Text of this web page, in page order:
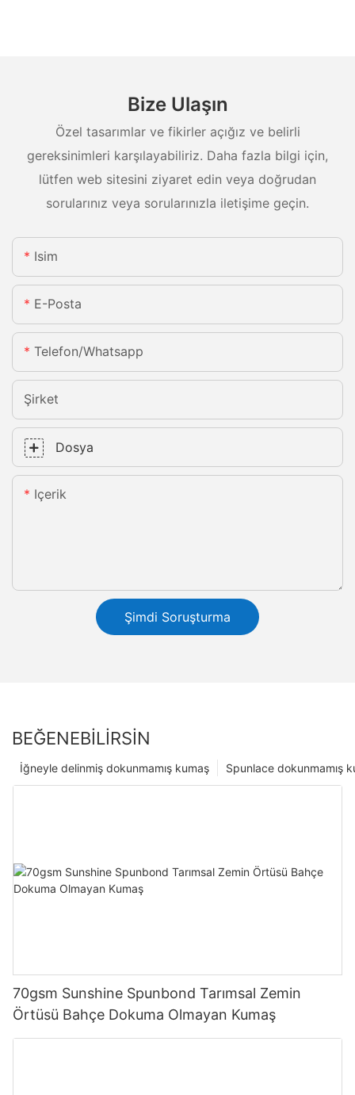
Bize Ulaşın
Özel tasarımlar ve fikirler açığız ve belirli
gereksinimleri karşılayabiliriz. Daha fazla bilgi için,
lütfen web sitesini ziyaret edin veya doğrudan
sorularınız veya sorularınızla iletişime geçin.
Isim
E-Posta
Telefon/whatsapp
Şirket
Dosya
Içerik
Şimdi Soruşturma
BEĞENEBILIRSIN
Spunlace dokunmamış
İğneyle delinmiş dokunmamış kumaş
70gsm Sunshine Spunbond Tarımsal Zemin
Örtüsü Bahçe Dokuma Olmayan Kumaş